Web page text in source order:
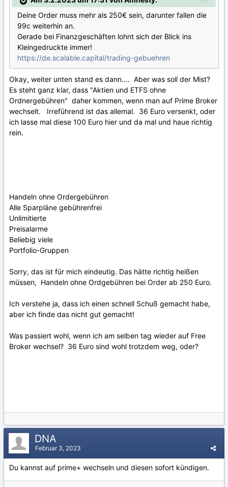
Deine Order muss mehr als 250€ sein, darunter fallen die
99c weiterhin an.
Gerade bei Finanzgeschäften lohnt sich der Blick ins
Kleingedruckte immer!
https://de.scalable.capital/trading-gebuehren
Okay, weiter unten stand es dann.... Aber was soll der Mist?
Es steht ganz klar, dass "Aktien und ETFS ohne
Ordnergebühren" daher kommen, wenn man auf Prime Broker
wechselt. Irreführend ist das allemal. 36 Euro versenkt, oder
ich lasse mal diese 100 Euro hier und da mal und haue richtig
rein.
Handeln ohne Ordergebühren
Alle Sparpläne gebührenfrei
Unlimitierte
Preisalarme
Beliebig viele
Portfolio-Gruppen
Sorry, das ist für mich eindeutig. Das hätte richtig heißen
müssen, Handeln ohne Ordgebühren bei Order ab 250 Euro.
Ich verstehe ja, dass ich einen schnell Schuß gemacht habe,
aber ich finde das nicht gut gemacht!
Was passiert wohl, wenn ich am selben tag wieder auf Free
Broker wechsel? 36 Euro sind wohl trotzdem weg, oder?
DNA
Februar 3, 2023
Du kannst auf prime+ wechseln und diesen sofort kündigen.